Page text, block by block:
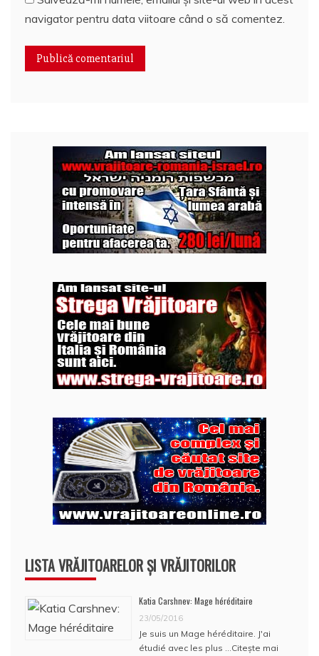
navigator pentru data viitoare când o să comentez.
LISTA VRĂJITOARELOR ȘI VRĂJITORILOR
Katia Carshnev: Mage héréditaire
23/05/2016
Je suis un Mage héréditaire. J'ai
étudié avec les plus …Citește mai